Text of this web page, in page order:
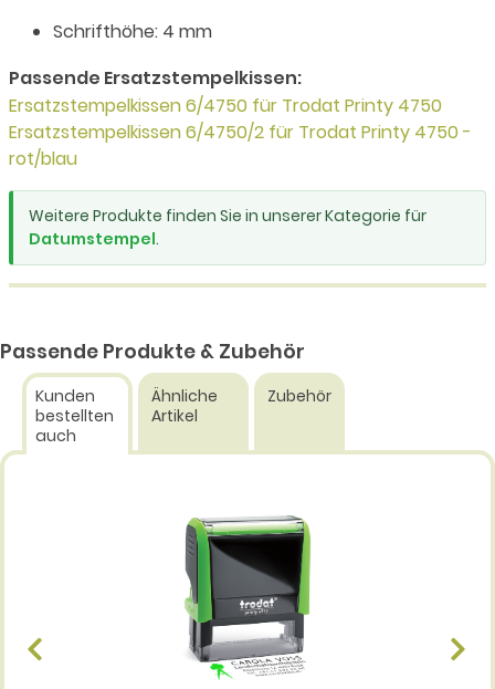
Schrifthöhe: 4 mm
Passende Ersatzstempelkissen:
Ersatzstempelkissen 6/4750 für Trodat Printy 4750
Ersatzstempelkissen 6/4750/2 für Trodat Printy 4750 -
rot/blau
Weitere Produkte finden Sie in unserer Kategorie für
Datumstempel.
Passende Produkte & Zubehör
Kunden
bestellten
auch
Ähnliche
Artikel
Zubehör